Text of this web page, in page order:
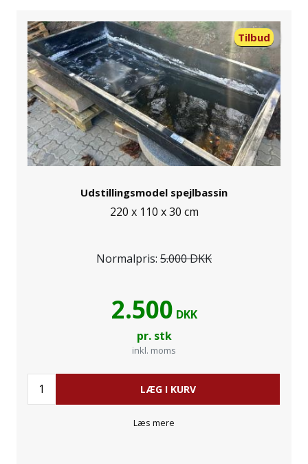
Tilbud
Udstillingsmodel spejlbassin
220 x 110 x 30 cm
Normalpris: 5.000 DKK
2.500 DKK
pr. stk
inkl. moms
Læs mere
LÆG I KURV